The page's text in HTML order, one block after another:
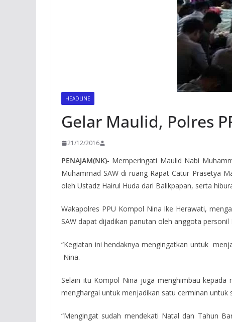
HEADLINE
Gelar Maulid, Polres
21/12/2016
PENAJAM(NK)- Memperingati Maulid Nabi
Muhammad SAW di ruang Rapat Catur Prasetya
oleh Ustadz Hairul Huda dari Balikpapan, serta
Wakapolres PPU Kompol Nina Ike Herawati,
SAW dapat dijadikan panutan oleh anggota
“Kegiatan ini hendaknya mengingatkan untuk
Nina.
Selain itu Kompol Nina juga menghimbau
menghargai untuk menjadikan satu cerminan untuk
“Mengingat sudah mendekati Natal dan Tahun